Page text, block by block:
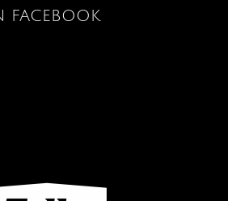
FACEBOOK